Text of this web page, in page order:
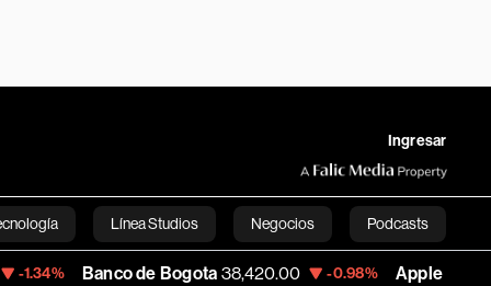
Ingresar
Línea Studios Negocios Podcasts
English
Banco de Bogota 38,420.00 -0.98% Apple 308.25 +1.64%